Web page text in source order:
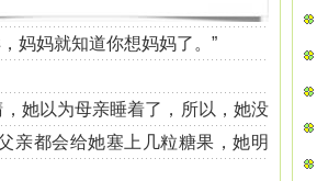
妈妈就知道你想妈妈了。”
她以为母亲睡着了，所以，她没
亲都会给她塞上几粒糖果，她明